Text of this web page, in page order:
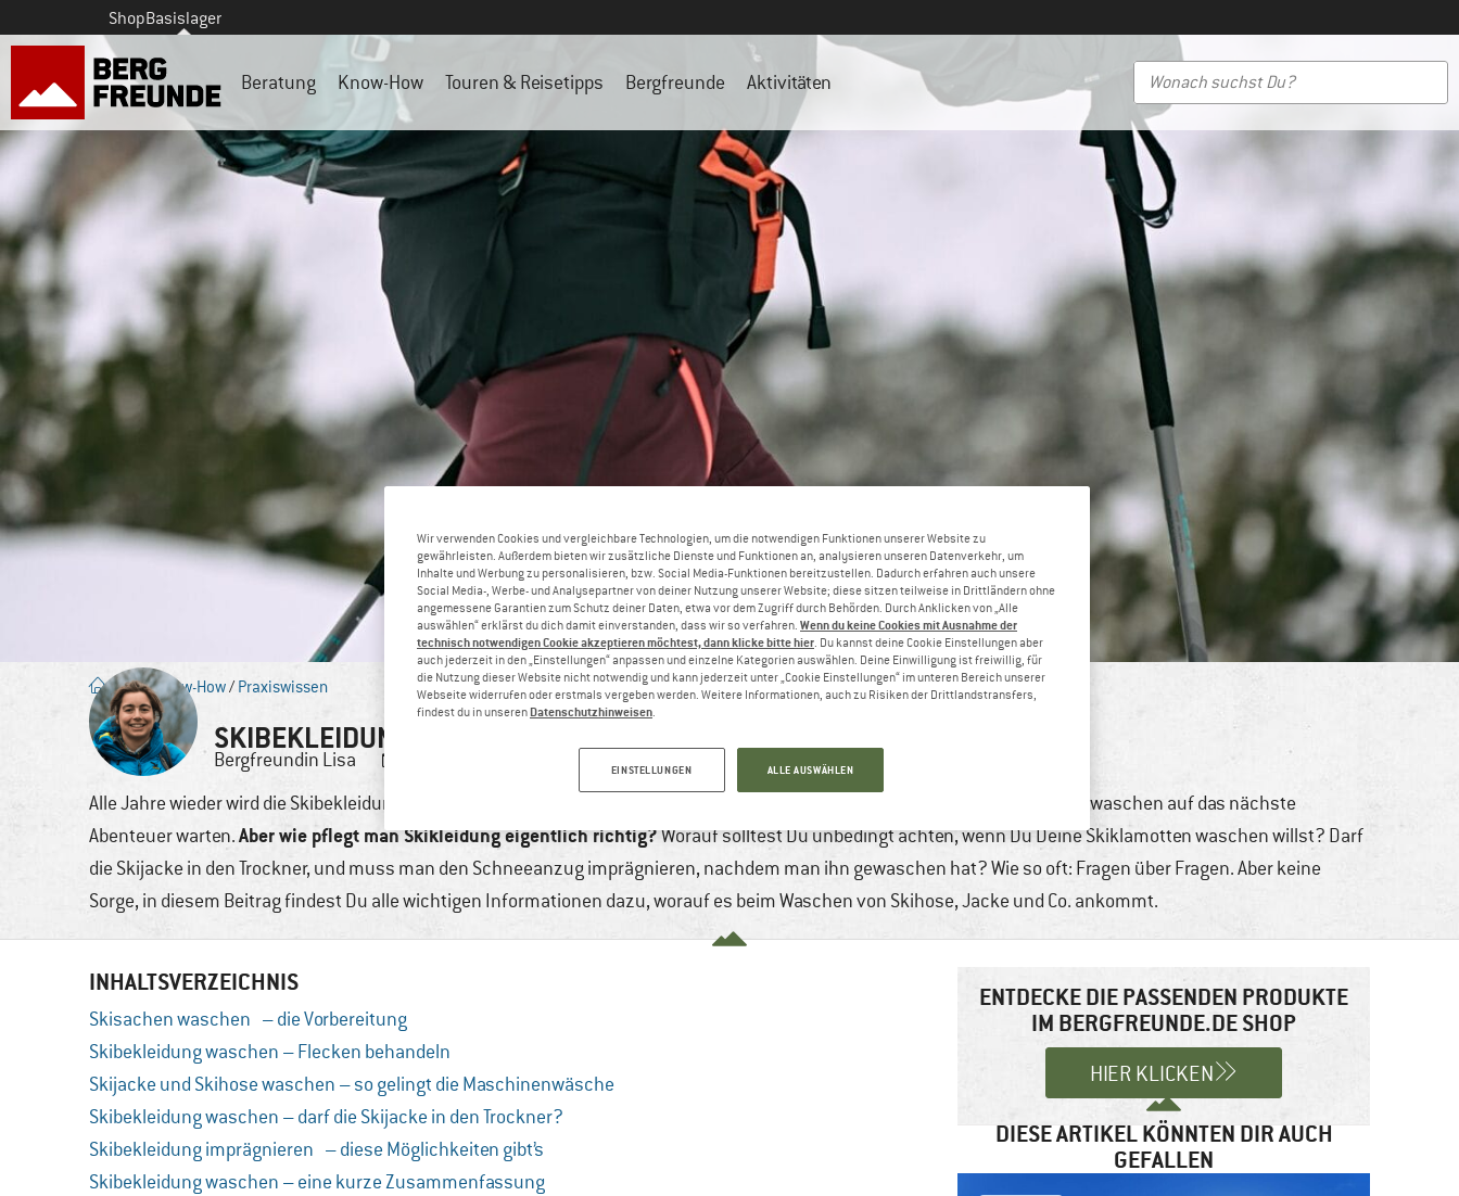
ShopBasislager
Beratung Know-How Touren & Reisetipps Bergfreunde Aktivitäten
Blog/Know-How/ Praxiswissen
SKIBEKLEIDUNG WASCHEN – SO MACHST DU ES RICHTIG
Bergfreundin Lisa
Alle Jahre wieder wird die Skibekleidung aus dem Schrank geholt. Schön, wenn Skijacke, -hose, Schneeanzug und Co. frisch gewaschen auf das nächste
Abenteuer warten.Aber wie pflegt man Skikleidung eigentlich richtig?Worauf solltest Du unbedingt achten, wenn Du Deine Skiklamotten waschen willst? Darf
die Skijacke in den Trockner, und muss man den Schneeanzug imprägnieren, nachdem man ihn gewaschen hat? Wie so oft: Fragen über Fragen. Aber keine
Sorge, in diesem Beitrag findest Du alle wichtigen Informationen dazu, worauf es beim Waschen von Skihose, Jacke und Co. ankommt.
INHALTSVERZEICHNIS
Skisachen waschen – die Vorbereitung
Skibekleidung waschen – Flecken behandeln
Skijacke und Skihose waschen – so gelingt die Maschinenwäsche
Skibekleidung waschen – darf die Skijacke in den Trockner?
Skibekleidung imprägnieren – diese Möglichkeiten gibt’s
Skibekleidung waschen – eine kurze Zusammenfassung
ENTDECKE DIE PASSENDEN PRODUKTE
IM BERGFREUNDE.DE SHOP
HIER KLICKEN
DIESE ARTIKEL KÖNNTEN DIR AUCH
GEFALLEN
Wir verwenden Cookies und vergleichbare Technologien, um die notwendigen Funktionen unserer Website zu
gewährleisten. Außerdem bieten wir zusätzliche Dienste und Funktionen an, analysieren unseren Datenverkehr, um
Inhalte und Werbung zu personalisieren, bzw. Social Media-Funktionen bereitzustellen. Dadurch erfahren auch unsere
Social Media-, Werbe- und Analysepartner von deiner Nutzung unserer Website; diese sitzen teilweise in Drittländern ohne
angemessene Garantien zum Schutz deiner Daten, etwa vor dem Zugriff durch Behörden. Durch Anklicken von „Alle
auswählen“ erklärst du dich damit einverstanden, dass wir so verfahren. Wenn du keine Cookies mit Ausnahme der
technisch notwendigen Cookie akzeptieren möchtest, dann klicke bitte hier. Du kannst deine Cookie Einstellungen aber
auch jederzeit in den „Einstellungen“ anpassen und einzelne Kategorien auswählen. Deine Einwilligung ist freiwillig, für
die Nutzung dieser Website nicht notwendig und kann jederzeit unter „Cookie Einstellungen“ im unteren Bereich unserer
Webseite widerrufen oder erstmals vergeben werden. Weitere Informationen, auch zu Risiken der Drittlandstransfers,
findest du in unseren Datenschutzhinweisen.
EINSTELLUNGEN ALLE AUSWÄHLEN